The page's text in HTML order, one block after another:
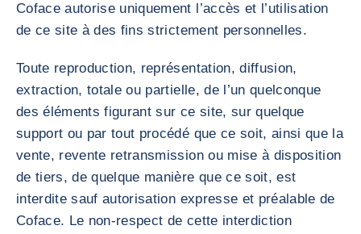
Coface autorise uniquement l’accès et l’utilisation
de ce site à des fins strictement personnelles.
Toute reproduction, représentation, diffusion,
extraction, totale ou partielle, de l’un quelconque
des éléments figurant sur ce site, sur quelque
support ou par tout procédé que ce soit, ainsi que la
vente, revente retransmission ou mise à disposition
de tiers, de quelque manière que ce soit, est
interdite sauf autorisation expresse et préalable de
Coface. Le non-respect de cette interdiction